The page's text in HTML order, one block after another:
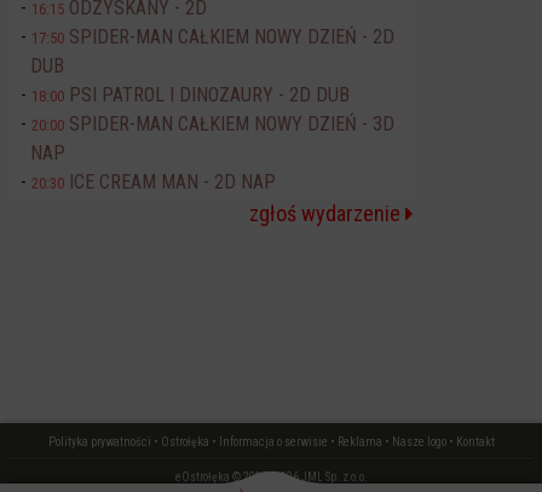
16:15 ODZYSKANY - 2D
17:50 SPIDER-MAN CAŁKIEM NOWY DZIEŃ - 2D
DUB
18:00 PSI PATROL I DINOZAURY - 2D DUB
20:00 SPIDER-MAN CAŁKIEM NOWY DZIEŃ - 3D
NAP
20:30 ICE CREAM MAN - 2D NAP
zgłoś wydarzenie
Polityka prywatności • Ostrołęka • Informacja o serwisie • Reklama • Nasze logo• Kontakt
eOstrołęka © 2006 - 2026 JML Sp. z o.o.